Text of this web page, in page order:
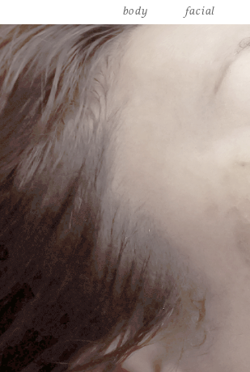
body facial